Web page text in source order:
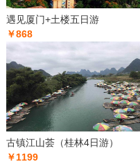
遇见厦门+土楼五日游
￥868
古镇江山荟（桂林4日游）
￥1199